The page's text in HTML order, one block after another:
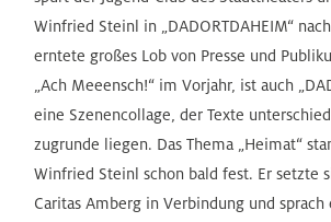
Winfried Steinl in „DADORTDAHEIM“
erntete großes Lob von Presse und
„Ach Meeensch!“ im Vorjahr, ist auch
eine Szenencollage, der Texte
zugrunde liegen. Das Thema „Heimat“
Winfried Steinl schon bald fest. Er setzte
Caritas Amberg in Verbindung und sprach